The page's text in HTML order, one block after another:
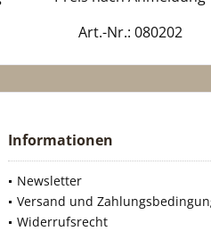
Art.-Nr.: 080202
Informationen
Newsletter
Versand und
Widerrufsrecht